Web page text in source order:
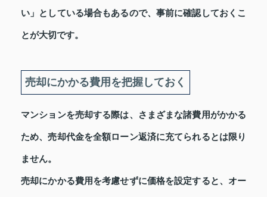
い」としている場合もあるので、事前に確認しておくこ
とが大切です。
売却にかかる費用を把握しておく
マンションを売却する際は、さまざまな諸費用がかかる
ため、売却代金を全額ローン返済に充てられるとは限り
ません。
売却にかかる費用を考慮せずに価格を設定すると、オー